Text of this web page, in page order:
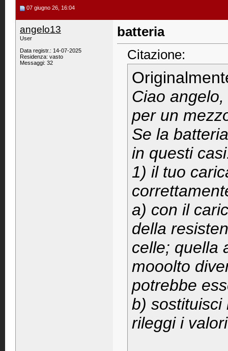
07 giugno 26, 16:04
angelo13
User
Data registr.: 14-07-2025
Residenza: vasto
Messaggi: 32
batteria
Citazione:
Ciao
per un
Se la
in questi
1) il tuo
a) con il
della
celle; quella
mooolto
potrebbe
b) sostituisci
rileggi i